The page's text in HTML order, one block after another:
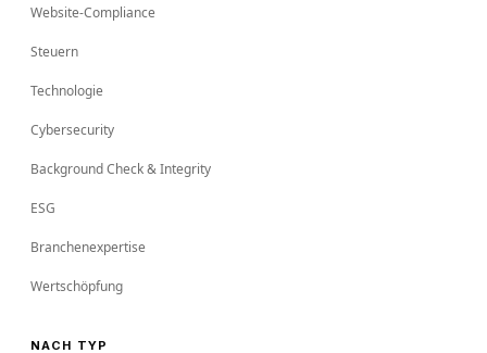
Website-Compliance
Steuern
Technologie
Cybersecurity
Background Check & Integrity
ESG
Branchenexpertise
Wertschöpfung
NACH TYP